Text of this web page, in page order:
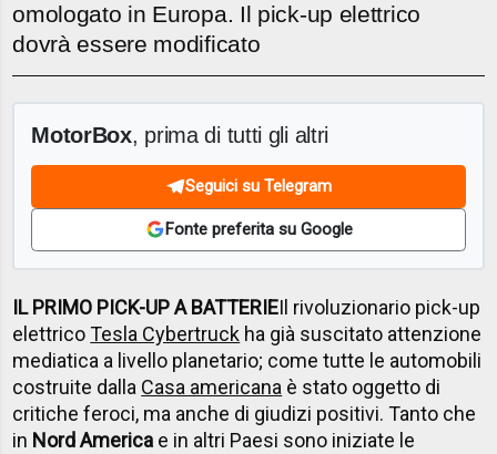
omologato in Europa. Il pick-up elettrico
dovrà essere modificato
MotorBox, prima di tutti gli altri
Seguici su Telegram
Fonte preferita su Google
IL PRIMO PICK-UP A BATTERIEIl rivoluzionario pick-up
elettricoTesla Cybertruck ha già suscitato attenzione
mediatica a livello planetario; come tutte le automobili
costruite dalla Casa americana è stato oggetto di
critiche feroci, ma anche di giudizi positivi. Tanto che
in Nord America e in altri Paesi sono iniziate le